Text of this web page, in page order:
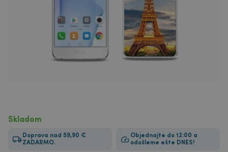
Skladom
Doprava nad 59,90 €
ZADARMO.
Objednajte do 12:00 a
odošleme ešte DNES!